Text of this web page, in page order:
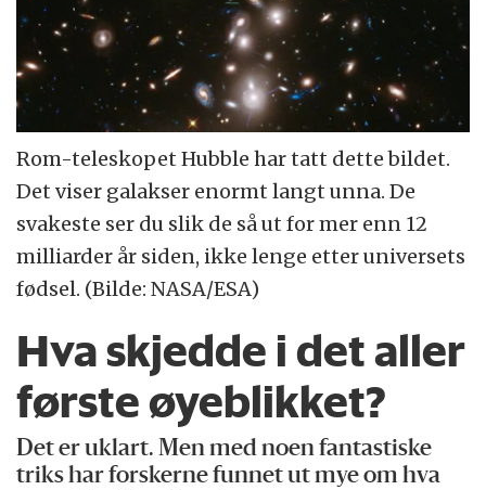
Rom-teleskopet Hubble har tatt dette bildet.
Det viser galakser enormt langt unna. De
svakeste ser du slik de så ut for mer enn 12
milliarder år siden, ikke lenge etter universets
fødsel. (Bilde: NASA/ESA)
Hva skjedde i det aller
første øyeblikket?
Det er uklart. Men med noen fantastiske
triks har forskerne funnet ut mye om hva